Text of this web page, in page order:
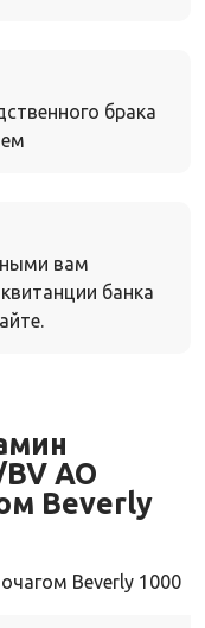
брака
вам
банка
AO
Beverly
Beverly 1000